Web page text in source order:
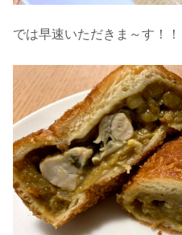
では早速いただきま～す！！